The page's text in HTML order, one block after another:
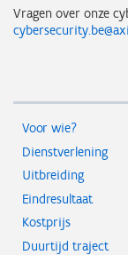
Vragen over onze
Voor wie?
Dienstverlening
Uitbreiding
Eindresultaat
Kostprijs
Duurtijd traject